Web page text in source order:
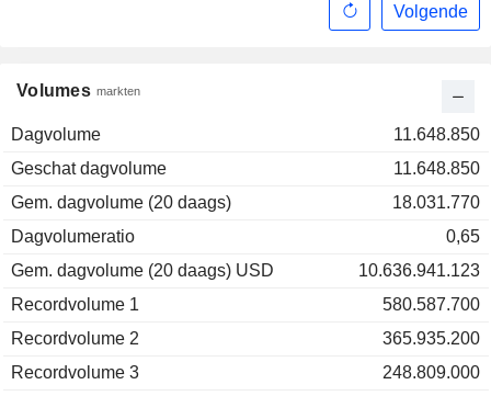
Volumes markten
Dagvolume
11.648.850
Geschat dagvolume
11.648.850
Gem. dagvolume (20 daags)
18.031.770
Dagvolumeratio
0,65
Gem. dagvolume (20 daags) USD
10.636.941.123
Recordvolume 1
580.587.700
Recordvolume 2
365.935.200
Recordvolume 3
248.809.000
Volgende